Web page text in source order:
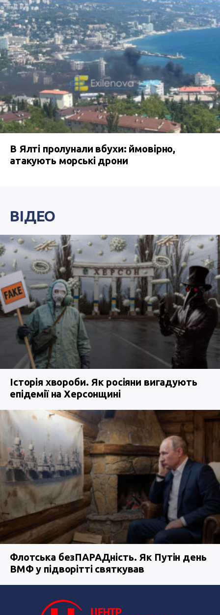
В Ялті пролунали вбухи: ймовірно,
атакують морські дрони
ВІДЕО
Історія хвороби. Як росіяни вигадують
епідемії на Херсонщині
Флотська безПАРАДність. Як Путін день
ВМФ у підворітті святкував